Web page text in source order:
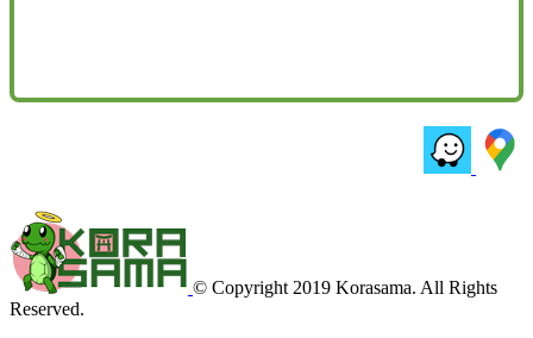
© Copyright 2019 Korasama. All Rights
Reserved.